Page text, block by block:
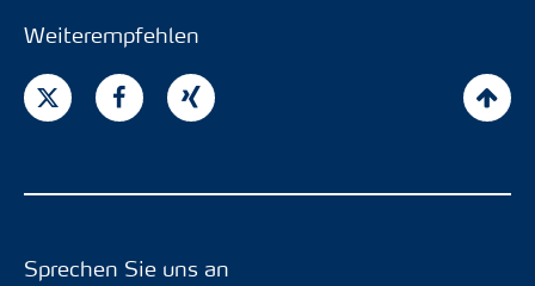
Weiterempfehlen
Sprechen Sie uns an